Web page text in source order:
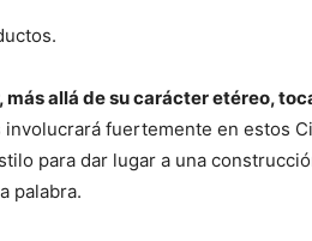
más allá de su carácter etéreo,
involucrará fuertemente en estos
para dar lugar a una
palabra.